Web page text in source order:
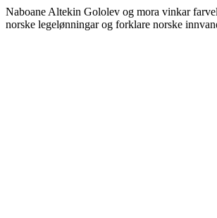
Naboane Altekin Gololev og mora vinkar
norske legelønningar og forklare norske